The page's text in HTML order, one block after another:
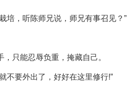
培，听陈师兄说，师兄有事召见？”
只能忍辱负重，掩藏自己。
不要外出了，好好在这里修行!”